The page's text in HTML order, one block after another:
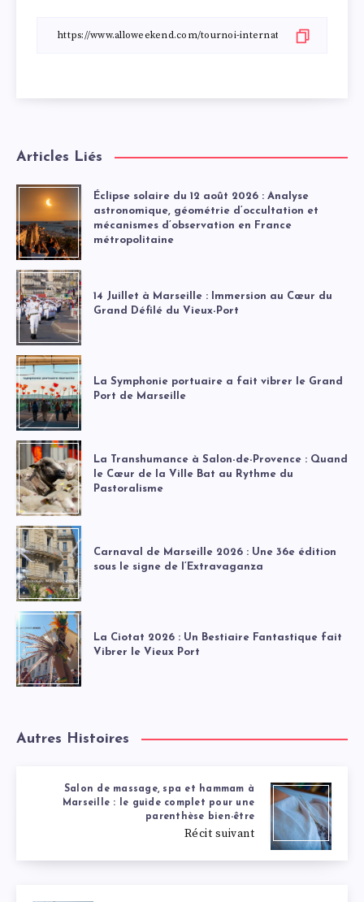
Articles Liés
Éclipse solaire du 12 août 2026 : Analyse
astronomique, géométrie d’occultation et
mécanismes d’observation en France
métropolitaine
14 Juillet à Marseille : Immersion au Cœur du
Grand Défilé du Vieux-Port
La Symphonie portuaire a fait vibrer le Grand
Port de Marseille
La Transhumance à Salon-de-Provence : Quand
le Cœur de la Ville Bat au Rythme du
Pastoralisme
Carnaval de Marseille 2026 : Une 36e édition
sous le signe de l’Extravaganza
La Ciotat 2026 : Un Bestiaire Fantastique fait
Vibrer le Vieux Port
Autres Histoires
Salon de massage, spa et hammam à
Marseille : le guide complet pour une
parenthèse bien-être
Récit suivant